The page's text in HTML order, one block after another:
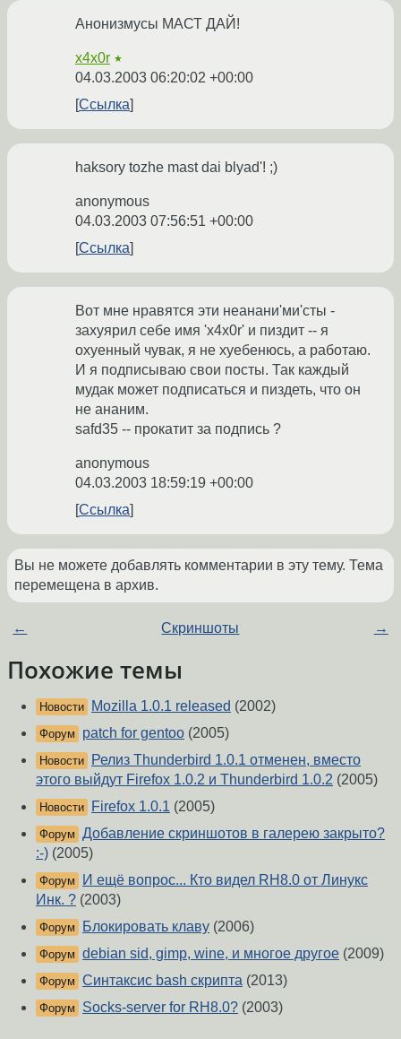
Анонизмусы МАСТ ДАЙ!
x4x0r ★
04.03.2003 06:20:02 +00:00
Ссылка
haksory tozhe mast dai blyad'! ;)
anonymous
04.03.2003 07:56:51 +00:00
Ссылка
Вот мне нравятся эти неанани'ми'сты -
захуярил себе имя 'x4x0r' и пиздит -- я
охуенный чувак, я не хуебенюсь, а работаю.
И я подписываю свои посты. Так каждый
мудак может подписаться и пиздеть, что он
не ананим.
safd35 -- прокатит за подпись ?
anonymous
04.03.2003 18:59:19 +00:00
Ссылка
Вы не можете добавлять комментарии в эту тему. Тема
перемещена в архив.
← Скриншоты →
Похожие темы
Новости Mozilla 1.0.1 released (2002)
Форум patch for gentoo (2005)
Новости
Релиз Thunderbird 1.0.1 отменен, вместо
этого выйдут Firefox 1.0.2 и Thunderbird 1.0.2 (2005)
Новости Firefox 1.0.1 (2005)
Форум Добавление скриншотов в галерею закрыто?
:-) (2005)
Форум
И ещё вопрос... Кто видел RH8.0 от Линукс
Инк. ? (2003)
Форум Блокировать клаву (2006)
Форум debian sid, gimp, wine, и многое другое (2009)
Форум Синтаксис bash скрипта (2013)
Форум Socks-server for RH8.0? (2003)